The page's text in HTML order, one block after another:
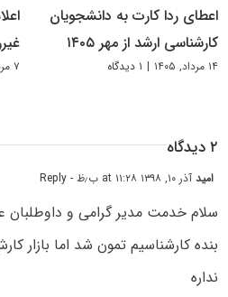
اعطای ردا کارت به دانشجویان
کارشناسی ارشد از مهر ۱۴۰۵
۱۴ مرداد, ۱۴۰۵ | ۱ دیدگاه ۷ مرداد, ۱۴۰۵
۲ دیدگاه
امیدآذر ۱۰, ۱۳۹۸ at ۱۱:۲۸ ب٫ظ - Reply
سلام خدمت مدیر گرامی و داوطلبان
بنده کارشناسیم تمون شد اما بازار
نداره